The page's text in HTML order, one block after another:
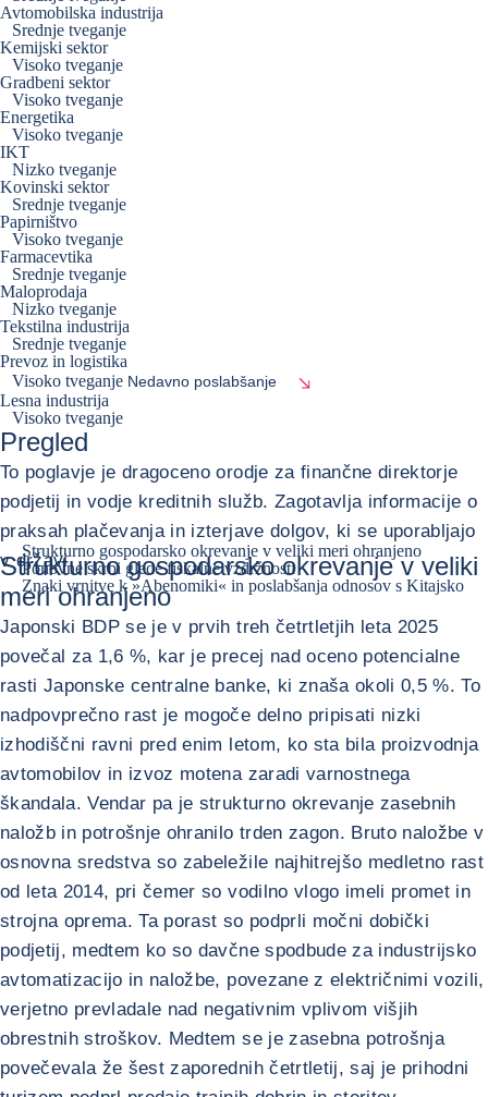
Avtomobilska industrija
Srednje tveganje
Kemijski sektor
Visoko tveganje
Gradbeni sektor
Visoko tveganje
Energetika
Visoko tveganje
IKT
Nizko tveganje
Kovinski sektor
Srednje tveganje
Papirništvo
Visoko tveganje
Farmacevtika
Srednje tveganje
Maloprodaja
Nizko tveganje
Tekstilna industrija
Srednje tveganje
Prevoz in logistika
Visoko tveganje Nedavno poslabšanje
Lesna industrija
Visoko tveganje
Pregled
To poglavje je dragoceno orodje za finančne direktorje
podjetij in vodje kreditnih služb. Zagotavlja informacije o
praksah plačevanja in izterjave dolgov, ki se uporabljajo
v državi.
Strukturno gospodarsko okrevanje v veliki meri ohranjeno
Ponovne skrbi glede fiskalne vzdržnosti
Znaki vrnitve k »Abenomiki« in poslabšanja odnosov s Kitajsko
Strukturno gospodarsko okrevanje v veliki
meri ohranjeno
Japonski BDP se je v prvih treh četrtletjih leta 2025
povečal za 1,6 %, kar je precej nad oceno potencialne
rasti Japonske centralne banke, ki znaša okoli 0,5 %. To
nadpovprečno rast je mogoče delno pripisati nizki
izhodiščni ravni pred enim letom, ko sta bila proizvodnja
avtomobilov in izvoz motena zaradi varnostnega
škandala. Vendar pa je strukturno okrevanje zasebnih
naložb in potrošnje ohranilo trden zagon. Bruto naložbe v
osnovna sredstva so zabeležile najhitrejšo medletno rast
od leta 2014, pri čemer so vodilno vlogo imeli promet in
strojna oprema. Ta porast so podprli močni dobički
podjetij, medtem ko so davčne spodbude za industrijsko
avtomatizacijo in naložbe, povezane z električnimi vozili,
verjetno prevladale nad negativnim vplivom višjih
obrestnih stroškov. Medtem se je zasebna potrošnja
povečevala že šest zaporednih četrtletij, saj je prihodni